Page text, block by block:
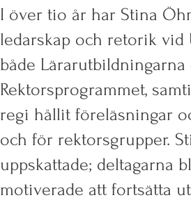
I över tio år har Stina
ledarskap och retorik vid
både Lärarutbildningarna
Rektorsprogrammet,
regi hållit föreläsningar
och för rektorsgrupper.
uppskattade; deltagarna
motiverade att fortsätta